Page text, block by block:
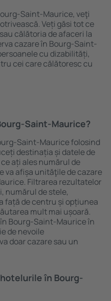
Saint-Maurice, veţi
Veți găsi tot ce
călătoria de afaceri la
cazare în Bourg-Saint-
cu dizabilități,
cei care călătoresc cu
Saint-Maurice?
Saint-Maurice folosind
destinația și datele de
ați ales numărul de
va afișa unităţile de cazare
Filtrarea rezultatelor
numărul de stele,
față de centru și opțiunea
mult mai ușoară.
Bourg-Saint-Maurice în
de nevoile
doar cazare sau un
în Bourg-